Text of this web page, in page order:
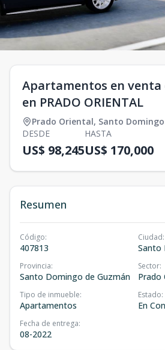
Apartamentos en venta
en PRADO ORIENTAL
Prado Oriental, Santo
DESDE
US$ 98,245
HASTA
US$ 170,000
Resumen
Código:
407813
Ciudad:
Santo
Provincia:
Santo Domingo de Guzmán
Sector:
Prado
Tipo de inmueble:
Apartamentos
Estado:
En
Fecha de entrega:
08-2022